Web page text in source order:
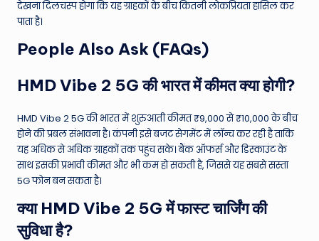
देखना दिलचस्प होगा कि यह ग्राहकों के बीच कितनी लोकप्रियता हासिल कर
पाता है।
People Also Ask (FAQs)
HMD Vibe 2 5G की भारत में कीमत क्या होगी?
HMD Vibe 2 5G की भारत में शुरुआती कीमत ₹9,000 से ₹10,000 के बीच
होने की प्रबल संभावना है। कंपनी इसे बजट सेगमेंट में लॉन्च कर रही है ताकि
यह अधिक से अधिक ग्राहकों तक पहुंच सके। बैंक ऑफर्स और डिस्काउंट के
साथ इसकी प्रभावी कीमत और भी कम हो सकती है, जिससे यह सबसे सस्ता
5G फोन बन सकता है।
क्या HMD Vibe 2 5G में फास्ट चार्जिंग की
सुविधा है?